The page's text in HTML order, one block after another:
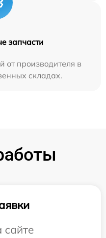
запчасти
от производителя в
складах.
сайте